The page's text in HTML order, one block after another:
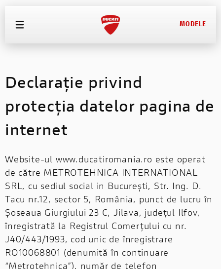
MODELE
OFERTE
ECHIPAMENTE
SERVICE
CONFIGURATOR
PRETURI
CONTACT
Declarație privind
protecția datelor pagina de
internet
Website-ul www.ducatiromania.ro este operat
de către METROTEHNICA INTERNATIONAL
SRL, cu sediul social in București, Str. Ing. D.
Tacu nr.12, sector 5, România, punct de lucru în
Șoseaua Giurgiului 23 C, Jilava, județul Ilfov,
înregistrată la Registrul Comerțului cu nr.
J40/443/1993, cod unic de înregistrare
RO10068801 (denumită în continuare
“Metrotehnica”), număr de telefon